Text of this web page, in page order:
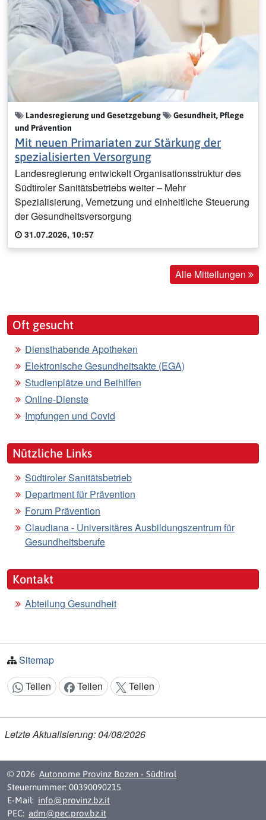
Landesregierung und Gesetzgebung
Gesundheit, Pflege
und Prävention
Mit neuen Primariaten zur Stärkung der
spezialisierten Versorgung
Landesregierung entwickelt Organisationsstruktur des
Südtiroler Sanitätsbetriebs weiter – Mehr
Spezialisierung, Vernetzung und einheitliche Steuerung
der Gesundheitsversorgung
31.07.2026, 10:57
Alle Mitteilungen
Oft gesucht
Diensthabende Apotheken
Elektronische Gesundheitsakte (EGA)
Studienplätze und Beihilfen
Online-Dienste
Impfungen und Covid
Nützliche Links
Südtiroler Sanitätsbetrieb
Department für Prävention
Forum Prävention
Claudiana - Universitäres Ausbildungszentrum für
Gesundheitsberufe
Kontakt
Abteilung Gesundheit
Sitemap
Inhalt teilen:
Teilen Teilen Teilen
Letzte Aktualisierung: 04/08/2026
© 2026 Autonome Provinz Bozen - Südtirol
Steuernummer: 00390090215
E-Mail: info@provinz.bz.it
PEC: adm@pec.prov.bz.it